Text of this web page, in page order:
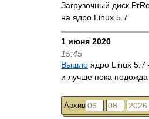
Загрузочный диск
на ядро Linux 5.7
1 июня 2020
15:45
Вышло ядро Linux 5.7
и лучше пока
Архив